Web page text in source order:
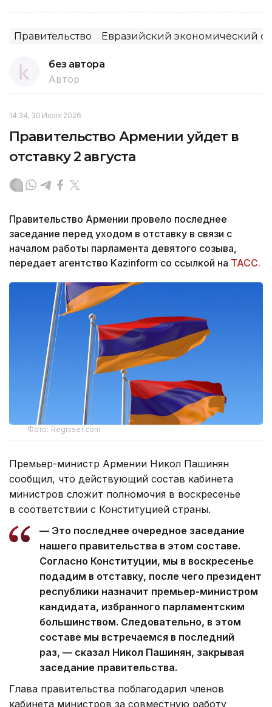
Правительство Евразийский экономический
без автора
Автор
14:34, 30 Июля 2026
Правительство Армении уйдет в
отставку 2 августа
Правительство Армении провело последнее
заседание перед уходом в отставку в связи с
началом работы парламента девятого созыва,
передает агентство Kazinform со ссылкой на ТАСС.
Фото: Regisser.com
Премьер-министр Армении Никол Пашинян
сообщил, что действующий состав кабинета
министров сложит полномочия в воскресенье
в соответствии с Конституцией страны.
— Это последнее очередное заседание
нашего правительства в этом составе.
Согласно Конституции, мы в воскресенье
подадим в отставку, после чего президент
республики назначит премьер-министром
кандидата, избранного парламентским
большинством. Следовательно, в этом
составе мы встречаемся в последний
раз, — сказал Никол Пашинян, закрывая
заседание правительства.
Глава правительства поблагодарил членов
кабинета министров за совместную работу